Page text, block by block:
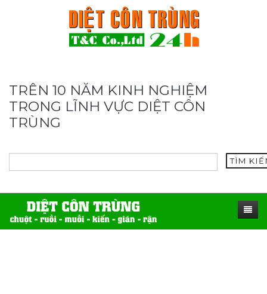
TRÊN 10 NĂM KINH NGHIỆM
TRONG LĨNH VỰC DIỆT CÔN
TRÙNG
TÌM